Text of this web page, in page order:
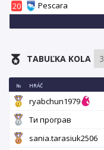
20
Pescara
TABUĽKA KOLA
№ HRÁČ
ryabchun1979
Ти програв
sania.tarasiuk2506